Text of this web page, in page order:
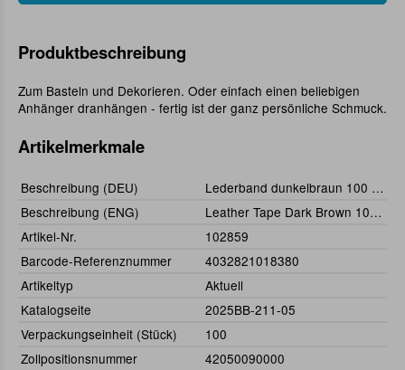
Produktbeschreibung
Zum Basteln und Dekorieren. Oder einfach einen beliebigen
Anhänger dranhängen - fertig ist der ganz persönliche Schmuck.
Artikelmerkmale
Beschreibung (DEU)
Lederband dunkelbraun 100 cm
Beschreibung (ENG)
Leather Tape Dark Brown 100 cm
Artikel-Nr.
102859
Barcode-Referenznummer
4032821018380
Artikeltyp
Aktuell
Katalogseite
2025BB-211-05
Verpackungseinheit (Stück)
100
Zollpositionsnummer
42050090000